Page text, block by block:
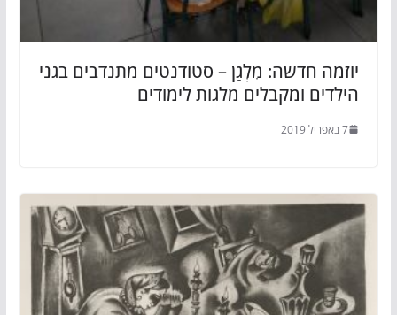
יוזמה חדשה: מִלְגַן – סטודנטים מתנדבים בגני
הילדים ומקבלים מלגות לימודים
7 באפריל 2019